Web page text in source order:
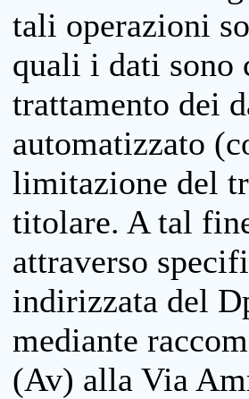
tali operazioni
quali i dati sono
trattamento dei
automatizzato
limitazione del
titolare. A tal
attraverso
indirizzata del
mediante
(Av) alla Via